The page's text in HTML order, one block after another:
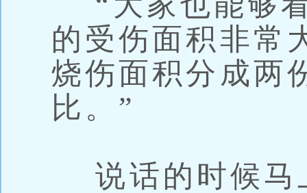
的受伤面积非常
烧伤面积分成两
比。”
说话的时候马